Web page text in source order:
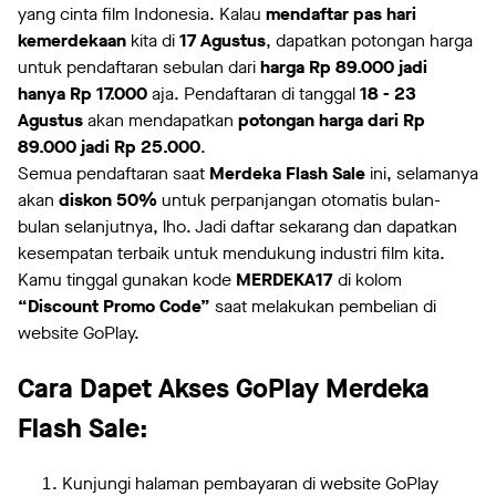
yang cinta film Indonesia. Kalau mendaftar pas hari
kemerdekaan kita di17 Agustus, dapatkan potongan harga
untuk pendaftaran sebulan dariharga Rp 89.000 jadi
hanya Rp 17.000aja. Pendaftaran di tanggal18 - 23
Agustusakan mendapatkan potongan harga dari Rp
89.000 jadi Rp 25.000.
Semua pendaftaran saat Merdeka Flash Sale ini, selamanya
akan diskon 50%untuk perpanjangan otomatis bulan-
bulan selanjutnya, lho. Jadi daftar sekarang dan dapatkan
kesempatan terbaik untuk mendukung industri film kita.
Kamu tinggal gunakan kode MERDEKA17di kolom
“Discount Promo Code” saat melakukan pembelian di
website GoPlay.
Cara Dapet Akses GoPlay Merdeka
Flash Sale:
Kunjungi halaman pembayaran di website GoPlay